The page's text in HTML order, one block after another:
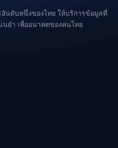
นดับหนึ่งของไทย ให้บริการข้อมูลที่
นยำ เพื่ออนาคตของคนไทย